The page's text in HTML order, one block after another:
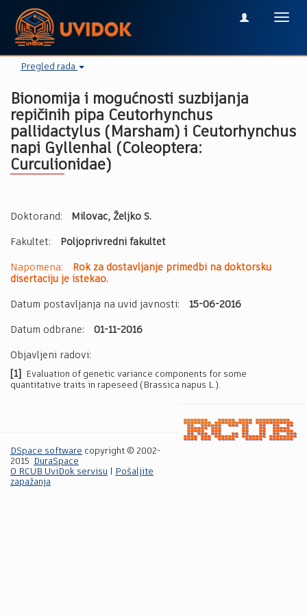
Pregled rada
Bionomija i mogućnosti suzbijanja
repičinih pipa Ceutorhynchus
pallidactylus (Marsham) i Ceutorhynchus
napi Gyllenhal (Coleoptera:
Curculionidae)
Doktorand: Milovac, Željko S.
Fakultet: Poljoprivredni fakultet
Napomena:
Rok za dostavljanje primedbi na doktorsku
disertaciju je istekao.
Datum postavljanja na uvid javnosti: 15-06-2016
Datum odbrane: 01-11-2016
Objavljeni radovi:
[1]
Evaluation of genetic variance components for some
quantitative traits in rapeseed (Brassica napus L.).
DSpace software copyright © 2002-
2015
DuraSpace
O RCUB UviDok servisu
Pošaljite
zapažanja